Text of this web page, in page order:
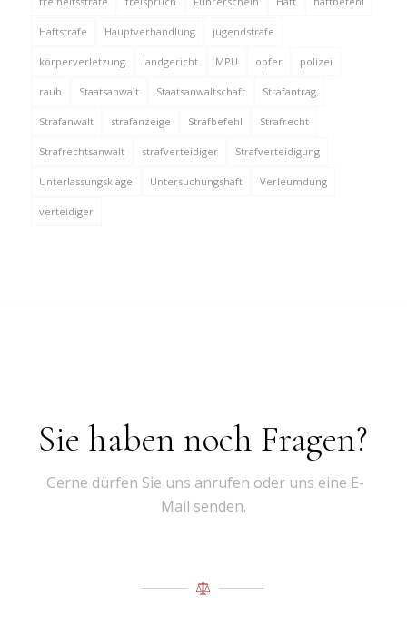
Haftstrafe Hauptverhandlung jugendstrafe
körperverletzung landgericht MPU opfer polizei
raub Staatsanwalt Staatsanwaltschaft Strafantrag
Strafanwalt strafanzeige Strafbefehl Strafrecht
Strafrechtsanwalt strafverteidiger Strafverteidigung
Unterlassungsklage Untersuchungshaft Verleumdung
verteidiger
Sie haben noch Fragen?
Gerne dürfen Sie uns anrufen oder uns eine E-
Mail senden.